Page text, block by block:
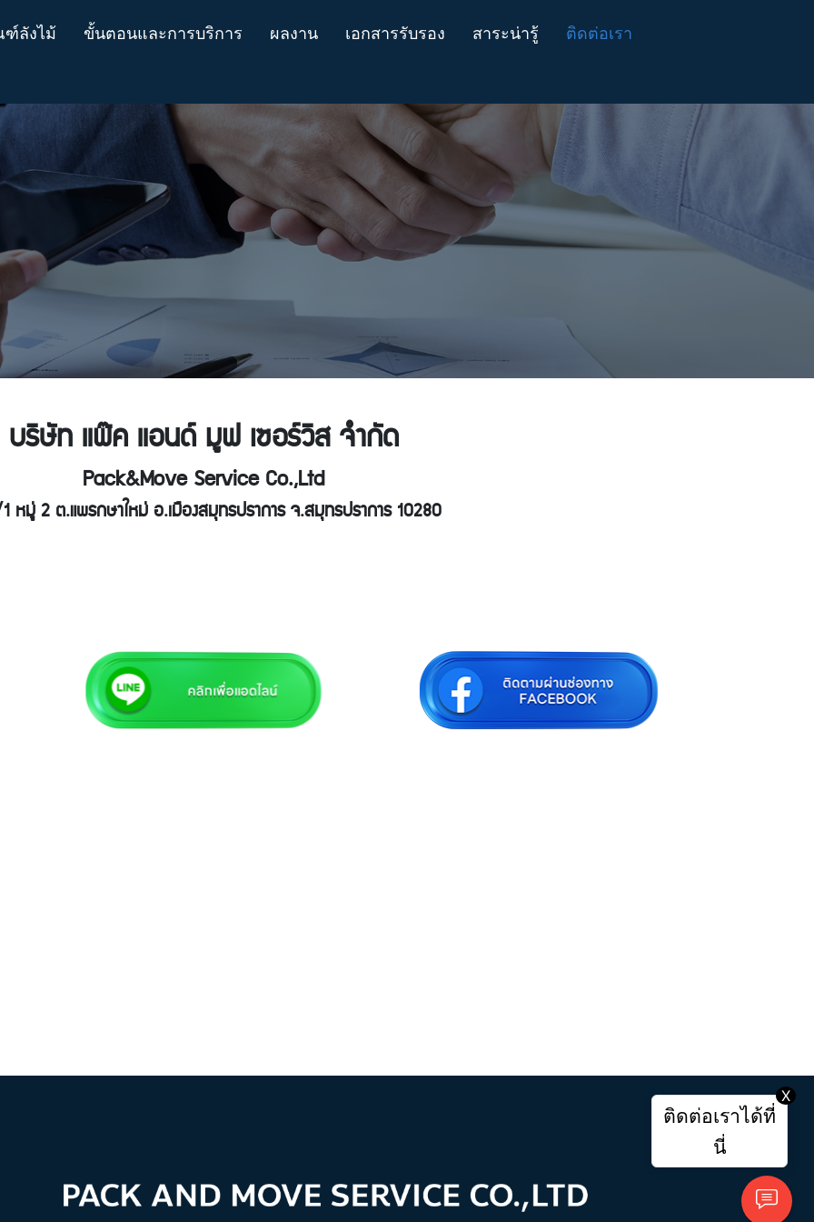
ลังไม้ ขั้นตอนและการบริการ ผลงาน เอกสารรับรอง สาระน่ารู้ ติดต่อเรา
บริษัท แพ๊ค แอนด์ มูฟ เซอร์วิส จำกัด
Pack&Move Service Co.,Ltd
หมู่ 2 ต.แพรกษาใหม่ อ.เมืองสมุทรปราการ จ.สมุทรปราการ 10280
ติดต่อเราได้ที่
นี่
X